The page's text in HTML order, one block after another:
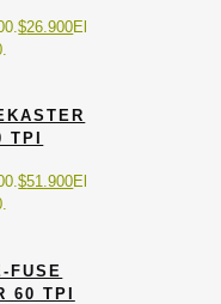
$26.900El
TPI
$51.900El
FUSE
60 TPI